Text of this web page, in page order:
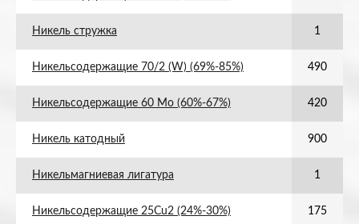
Никель стружка 1
Никельсодержащие 70/2 (W) (69%-85%) 490
Никельсодержащие 60 Мо (60%-67%) 420
Никель катодный 900
Никельмагниевая лигатура 1
Никельсодержащие 25Cu2 (24%-30%) 175